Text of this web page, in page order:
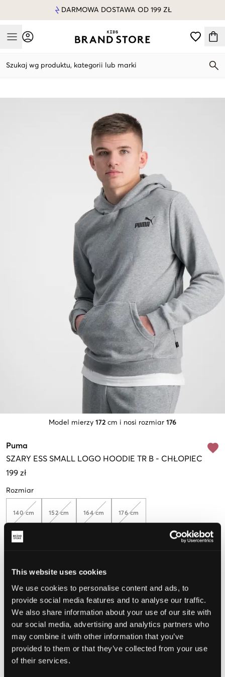
This website uses cookies
We use cookies to personalise content and ads, to
provide social media features and to analyse our traffic.
We also share information about your use of our site with
our social media, advertising and analytics partners who
may combine it with other information that you’ve
provided to them or that they’ve collected from your use
of their services.
DARMOWA DOSTAWA OD 199 ZŁ
Mobile Menu
Szukaj wg produktu, kategorii lub marki
Model mierzy 172 cm i nosi rozmiar 176
Puma
SZARY ESS SMALL LOGO HOODIE TR B - CHŁOPIEC
199 zł
Rozmiar
140 cm 152 cm 164 cm 176 cm
WYBIERZ SWÓJ ROZMIAR
60 dni na zwrot